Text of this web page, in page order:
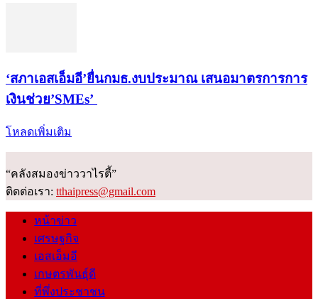
‘สภาเอสเอ็มอี’ยื่นกมธ.งบประมาณ เสนอมาตรการการ
เงินช่วย’SMEs’
โหลดเพิ่มเติม
“คลังสมองข่าววาไรตี้”
ติดต่อเรา: tthaipress@gmail.com
หน้าข่าว
เศรษฐกิจ
เอสเอ็มอี
เกษตรพันธุ์ดี
ที่พึ่งประชาชน